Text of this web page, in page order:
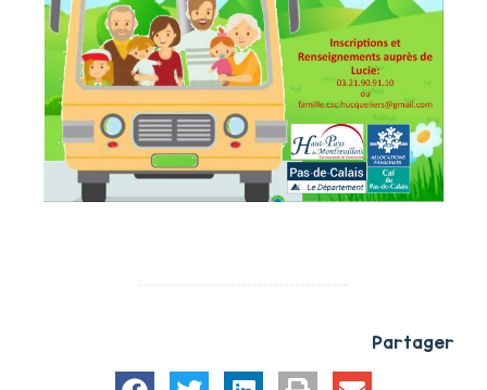
Partager